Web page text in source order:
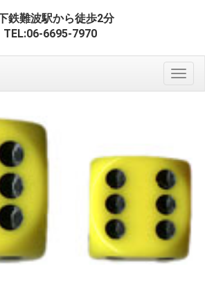
鉄難波駅から徒歩2分
TEL:06-6695-7970